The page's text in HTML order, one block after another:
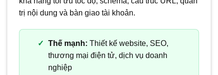
trị nội dung và bàn giao tài khoản.
Thế mạnh: Thiết kế website, SEO,
thương mại điện tử, dịch vụ doanh
nghiệp